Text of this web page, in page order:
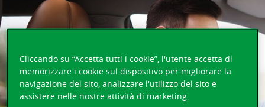
Cliccando su “Accetta tutti i cookie”, l'utente accetta di
memorizzare i cookie sul dispositivo per migliorare la
navigazione del sito, analizzare l'utilizzo del sito e
assistere nelle nostre attività di marketing.